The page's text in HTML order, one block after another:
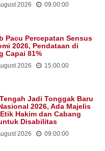
2026 09:00:00
Pacu Percepatan Sensus
2026, Pendataan di
Capai 81%
2026 15:00:00
Jadi Tonggak Baru
2026, Ada Majelis
Hakim dan Cabang
Disabilitas
2026 09:00:00